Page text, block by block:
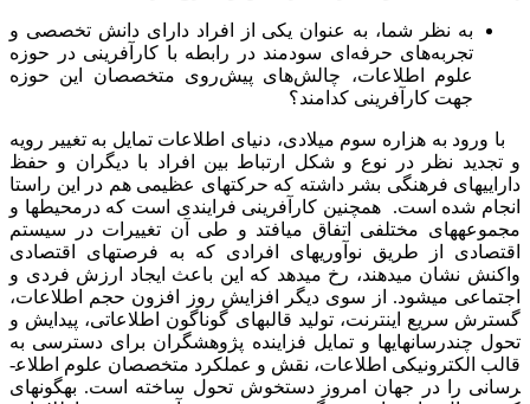
به نظر شما، به عنوان یکی از افراد دارای دانش تخصصی و
تجربه‌های حرفه‌ای سودمند در رابطه با کارآفرینی در حوزه
علوم اطلاعات، چالش‌های پیش‌روی متخصصان این حوزه
جهت کارآفرینی کدامند؟
با ورود به هزاره سوم میلادی، دنیای اطلاعات تمایل به تغییر رویه
و تجدید نظر در نوع و شکل ارتباط بین افراد با دیگران و حفظ
دارایی‎های فرهنگی بشر داشته که حرکت‎های عظیمی هم در این راستا
انجام شده است. همچنین کارآفرینی فرایندی است که درمحیط­ها و
مجموعه­های مختلفی اتفاق می­افتد و طی آن تغییرات در سیستم
اقتصادی از طریق نوآوری­های افرادی که به فرصت­های اقتصادی
واکنش نشان می­دهند، رخ می­دهد که این باعث ایجاد ارزش فردی و
اجتماعی می­شود. از سوی دیگر افزایش روز افزون حجم اطلاعات،
گسترش سریع اینترنت، تولید قالب‎های گوناگون اطلاعاتی، پیدایش و
تحول چند­رسانه‎ای‎ها و تمایل فزاینده پژوهشگران برای دسترسی به
قالب الکترونیکی اطلاعات، نقش و عملکرد متخصصان علوم اطلاع­
رسانی را در جهان امروز دستخوش تحول ساخته است. به‎گونه‎ای